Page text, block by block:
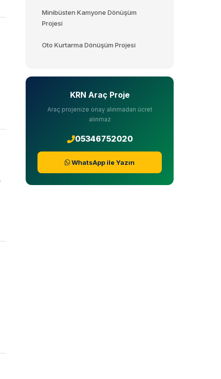
Minibüsten Kamyone Dönüşüm
Projesi
Oto Kurtarma Dönüşüm Projesi
KRN Araç Proje
Araç projenize onay alınmadan ücret
alınmaz
05346752020
WhatsApp ile Yazın